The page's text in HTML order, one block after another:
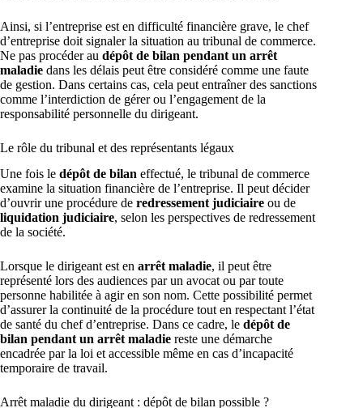
Ainsi, si l’entreprise est en difficulté financière grave, le chef
d’entreprise doit signaler la situation au tribunal de commerce.
Ne pas procéder au dépôt de bilan pendant un arrêt
maladie dans les délais peut être considéré comme une faute
de gestion. Dans certains cas, cela peut entraîner des sanctions
comme l’interdiction de gérer ou l’engagement de la
responsabilité personnelle du dirigeant.
Le rôle du tribunal et des représentants légaux
Une fois le dépôt de bilan effectué, le tribunal de commerce
examine la situation financière de l’entreprise. Il peut décider
d’ouvrir une procédure de redressement judiciaire ou de
liquidation judiciaire, selon les perspectives de redressement
de la société.
Lorsque le dirigeant est en arrêt maladie, il peut être
représenté lors des audiences par un avocat ou par toute
personne habilitée à agir en son nom. Cette possibilité permet
d’assurer la continuité de la procédure tout en respectant l’état
de santé du chef d’entreprise. Dans ce cadre, le dépôt de
bilan pendant un arrêt maladie reste une démarche
encadrée par la loi et accessible même en cas d’incapacité
temporaire de travail.
Arrêt maladie du dirigeant : dépôt de bilan possible ?